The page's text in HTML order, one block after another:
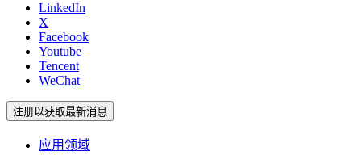
LinkedIn
X
Facebook
Youtube
Tencent
WeChat
注册以获取最新消息
应用领域